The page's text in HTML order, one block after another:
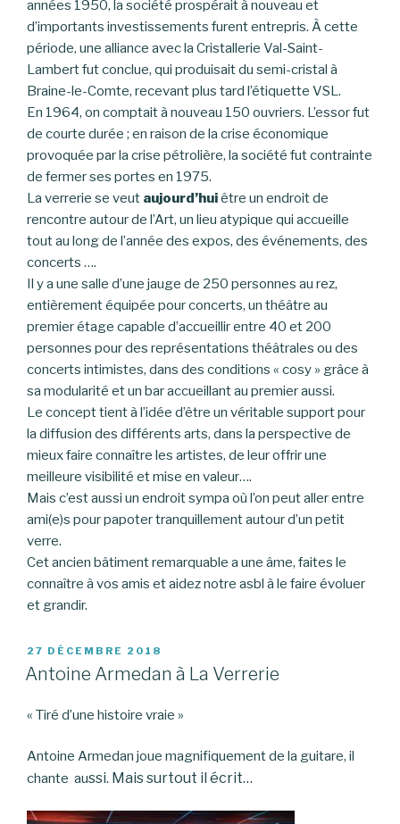
années 1950, la société prospérait à nouveau et
d’importants investissements furent entrepris. À cette
période, une alliance avec la Cristallerie Val-Saint-
Lambert fut conclue, qui produisait du semi-cristal à
Braine-le-Comte, recevant plus tard l’étiquette VSL.
En 1964, on comptait à nouveau 150 ouvriers. L’essor fut
de courte durée ; en raison de la crise économique
provoquée par la crise pétrolière, la société fut contrainte
de fermer ses portes en 1975.
La verrerie se veut aujourd’huiêtre un endroit de
rencontre autour de l’Art, un lieu atypique qui accueille
tout au long de l’année des expos, des événements, des
concerts ….
Il y a une salle d’une jauge de 250 personnes au rez,
entièrement équipée pour concerts, un théâtre au
premier étage capable d’accueillir entre 40 et 200
personnes pour des représentations théâtrales ou des
concerts intimistes, dans des conditions « cosy » grâce à
sa modularité et un bar accueillant au premier aussi.
Le concept tient à l’idée d’être un véritable support pour
la diffusion des différents arts, dans la perspective de
mieux faire connaître les artistes, de leur offrir une
meilleure visibilité et mise en valeur….
Mais c’est aussi un endroit sympa où l’on peut aller entre
ami(e)s pour papoter tranquillement autour d’un petit
verre.
Cet ancien bâtiment remarquable a une âme, faites le
connaître à vos amis et aidez notre asbl à le faire évoluer
et grandir.
PUBLIÉ
LE
27 DÉCEMBRE 2018
Antoine Armedan à La Verrerie
« Tiré d’une histoire vraie »
Antoine Armedan joue magnifiquement de la guitare, il
chante aussi. Mais surtout il écrit…